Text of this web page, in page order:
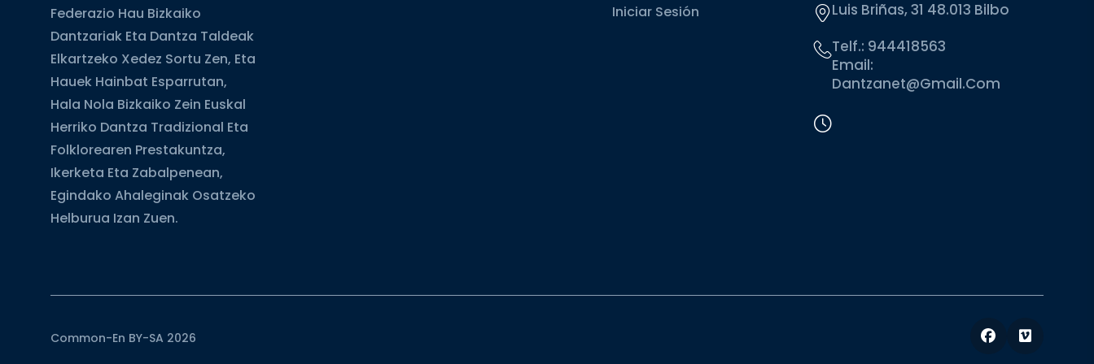
Federazio Hau Bizkaiko
Dantzariak Eta Dantza Taldeak
Elkartzeko Xedez Sortu Zen, Eta
Hauek Hainbat Esparrutan,
Hala Nola Bizkaiko Zein Euskal
Herriko Dantza Tradizional Eta
Folklorearen Prestakuntza,
Ikerketa Eta Zabalpenean,
Egindako Ahaleginak Osatzeko
Helburua Izan Zuen.
Iniciar Sesión
Luis Briñas, 31 48.013 Bilbo
Telf.: 944418563
Email:
Dantzanet@gmail.com
Common-En BY-SA 2026 Facebook
Vimeo